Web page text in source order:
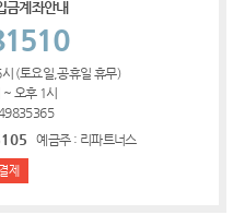
금계좌안내
(토요일,공휴일 휴무)
오후 1시
예금주 : 리파트너스
제